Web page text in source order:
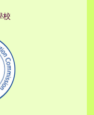
校